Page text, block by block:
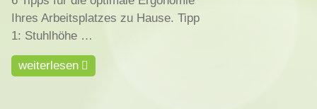
Ihres Arbeitsplatzes zu Hause. Tipp
1: Stuhlhöhe …
weiterlesen